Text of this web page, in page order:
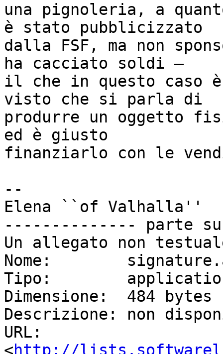
una pignoleria, a
è stato pubblicizzato
dalla FSF, ma non
ha cacciato soldi —
il che in questo caso
visto che si parla di
produrre un oggetto
ed è giusto
finanziarlo con le
--
Elena ``of Valhalla''
-------------- parte
Un allegato non
Nome:
Tipo:
Dimensione:  484 bytes
Descrizione: non
URL:
<http://